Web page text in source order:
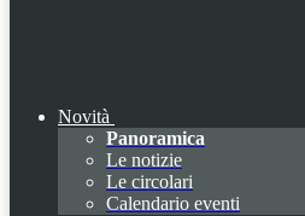
Novità
Panoramica
Le notizie
Le circolari
Calendario eventi